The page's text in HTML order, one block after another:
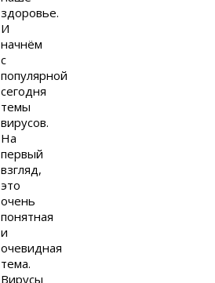
здоровье.
И
начнём
с
популярной
сегодня
темы
вирусов.
На
первый
взгляд,
это
очень
понятная
и
очевидная
тема.
Вирусы